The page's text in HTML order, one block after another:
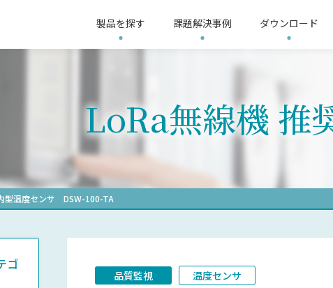
製品を探す
形式から探す 要求仕様から探す 提供ソリューシ
課題解決事例
受配電盤業界 電気保安業界 製造業界
ダウンロード
自動力率調整器 故障表示器 温度調整器
機械式メータリレー 太陽光発電計測器 記録計
LoRa無線機推奨
会社概要
LoRa無線機 推
型温度センサ DSW-100-TA
品質監視 温度センサ
ゴ